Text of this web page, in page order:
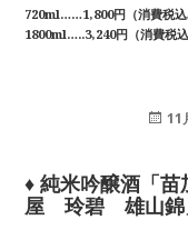
720ml……1,800円（消費税込
1800ml…..3,240円（消費税込
投
11
♦ 純米吟醸酒「
屋 玲碧 雄山錦